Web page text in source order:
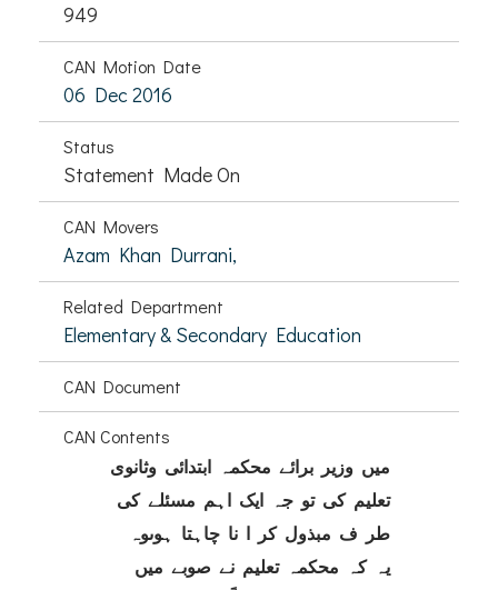
949
CAN Motion Date
06 Dec 2016
Status
Statement Made On
CAN Movers
Azam Khan Durrani,
Related Department
Elementary & Secondary Education
CAN Document
CAN Contents
میں وزیر برائے محکمہ ابتدائی وثانوی
تعلیم کی تو جہ ایک اہم مسئلے کی
طر ف مبذول کر ا نا چاہتا ہوںوہ
یہ کہ محکمہ تعلیم نے صوبے میں